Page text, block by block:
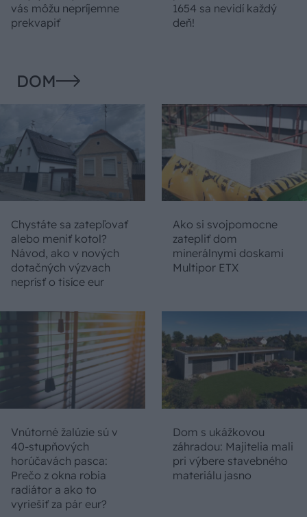
vás môžu nepríjemne
prekvapiť
1654 sa nevidí každý
deň!
DOM
Chystáte sa zatepľovať
alebo meniť kotol?
Návod, ako v nových
dotačných výzvach
neprísť o tisíce eur
Ako si svojpomocne
zatepliť dom
minerálnymi doskami
Multipor ETX
Vnútorné žalúzie sú v
40-stupňových
horúčavách pasca:
Prečo z okna robia
radiátor a ako to
vyriešiť za pár eur?
Dom s ukážkovou
záhradou: Majitelia mali
pri výbere stavebného
materiálu jasno